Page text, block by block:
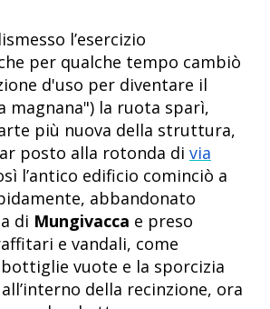
l’esercizio
per qualche tempo cambiò
d'uso per diventare il
magnana") la ruota sparì,
più nuova della struttura,
posto alla rotonda di via
l’antico edificio cominciò a
abbandonato
di Mungivacca e preso
e vandali, come
vuote e la sporcizia
della recinzione, ora